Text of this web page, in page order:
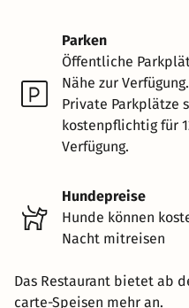
Parken
Öffentliche
Nähe zur Verfügung.
Private Parkplätze
kostenpflichtig für
Verfügung.
Hundepreise
Hunde können
Nacht mitreisen
Das Restaurant bietet ab
carte-Speisen mehr an.